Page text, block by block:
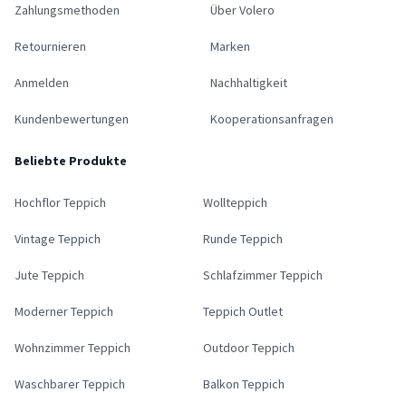
Zahlungsmethoden
Retournieren
Anmelden
Kundenbewertungen
Über Volero
Marken
Nachhaltigkeit
Kooperationsanfragen
Beliebte Produkte
Hochflor Teppich Wollteppich
Vintage Teppich Runde Teppich
Jute Teppich Schlafzimmer Teppich
Moderner Teppich Teppich Outlet
Wohnzimmer Teppich Outdoor Teppich
Waschbarer Teppich Balkon Teppich